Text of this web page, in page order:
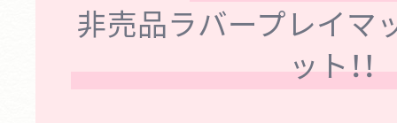
非売品ラバープレイマ
ット！！